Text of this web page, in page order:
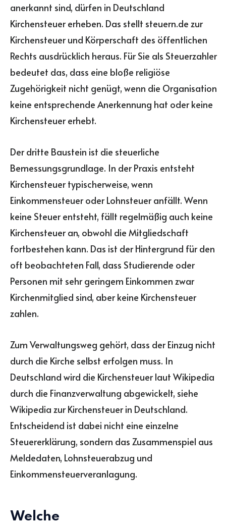
anerkannt sind, dürfen in Deutschland
Kirchensteuer erheben. Das stellt steuern.de zur
Kirchensteuer und Körperschaft des öffentlichen
Rechts ausdrücklich heraus. Für Sie als Steuerzahler
bedeutet das, dass eine bloße religiöse
Zugehörigkeit nicht genügt, wenn die Organisation
keine entsprechende Anerkennung hat oder keine
Kirchensteuer erhebt.
Der dritte Baustein ist die steuerliche
Bemessungsgrundlage. In der Praxis entsteht
Kirchensteuer typischerweise, wenn
Einkommensteuer oder Lohnsteuer anfällt. Wenn
keine Steuer entsteht, fällt regelmäßig auch keine
Kirchensteuer an, obwohl die Mitgliedschaft
fortbestehen kann. Das ist der Hintergrund für den
oft beobachteten Fall, dass Studierende oder
Personen mit sehr geringem Einkommen zwar
Kirchenmitglied sind, aber keine Kirchensteuer
zahlen.
Zum Verwaltungsweg gehört, dass der Einzug nicht
durch die Kirche selbst erfolgen muss. In
Deutschland wird die Kirchensteuer laut Wikipedia
durch die Finanzverwaltung abgewickelt, siehe
Wikipedia zur Kirchensteuer in Deutschland.
Entscheidend ist dabei nicht eine einzelne
Steuererklärung, sondern das Zusammenspiel aus
Meldedaten, Lohnsteuerabzug und
Einkommensteuerveranlagung.
Welche